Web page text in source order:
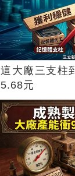
這大廠三支
5.68元